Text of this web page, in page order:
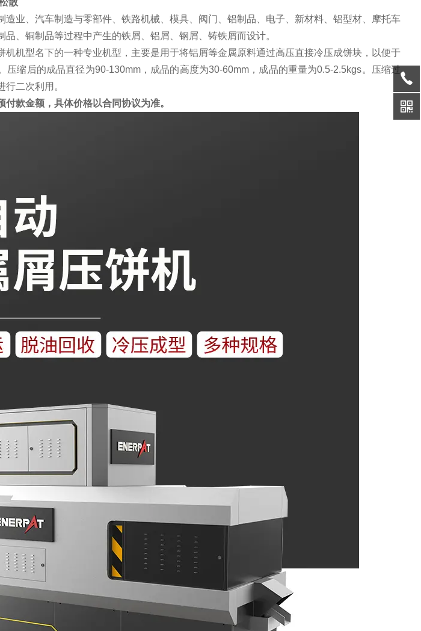
散
造业、汽车制造与零部件、铁路机械、模具、阀门、铝制品、电子、新材料、铝型材、摩托车
、铜制品等过程中产生的铁屑、铝屑、钢屑、铸铁屑而设计。
机机型名下的一种专业机型，主要是用于将铝屑等金属原料通过高压直接冷压成饼块，以便于
压缩后的成品直径为90-130mm，成品的高度为30-60mm，成品的重量为0.5-2.5kgs。压缩过
二次利用。
款金额，具体价格以合同协议为准。